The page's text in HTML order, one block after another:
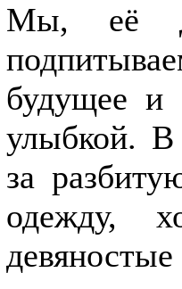
Мы, её
будущее и
улыбкой. В
за
одежду,